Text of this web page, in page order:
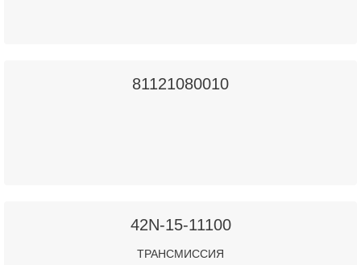
81121080010
42N-15-11100
ТРАНСМИССИЯ